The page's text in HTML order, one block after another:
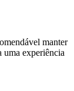
manter
uma experiência